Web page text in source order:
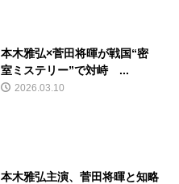
本木雅弘×菅田将暉が戦国“密
室ミステリー”で対峙 ...
2026.03.10
本木雅弘主演、菅田将暉と知略